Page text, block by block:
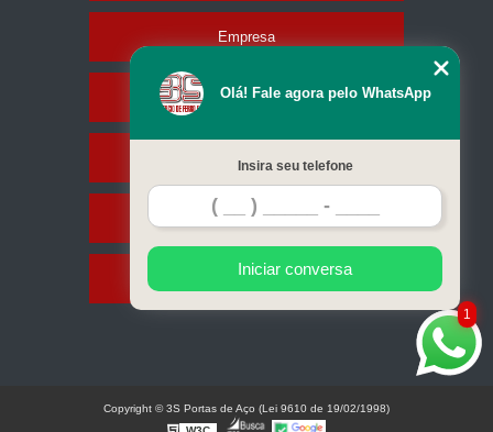
Empresa
Missão
Serviços
Contato
Mapa do site
1
Olá! Fale agora pelo WhatsApp
Insira seu telefone
Iniciar conversa
Copyright © 3S Portas de Aço (Lei 9610 de 19/02/1998)